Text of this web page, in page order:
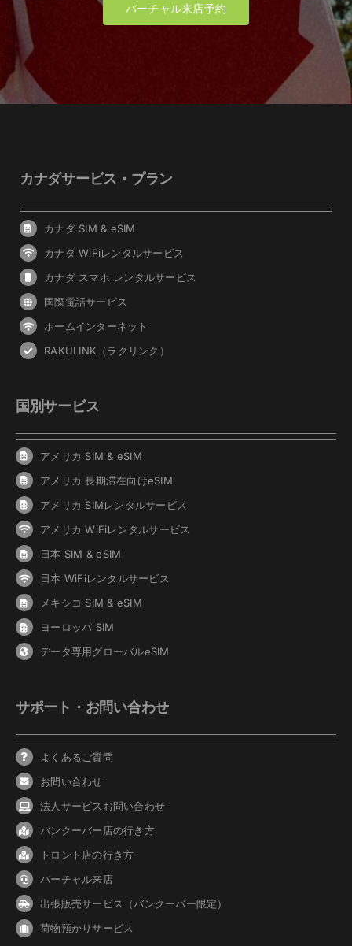
バーチャル来店予約
カナダサービス・プラン
カナダ SIM & eSIM
カナダ WiFiレンタルサービス
カナダ スマホ レンタルサービス
国際電話サービス
ホームインターネット
RAKULINK（ラクリンク）
国別サービス
アメリカ SIM & eSIM
アメリカ 長期滞在向けeSIM
アメリカ SIMレンタルサービス
アメリカ WiFiレンタルサービス
日本 SIM & eSIM
日本 WiFiレンタルサービス
メキシコ SIM & eSIM
ヨーロッパ SIM
データ専用グローバルeSIM
サポート・お問い合わせ
よくあるご質問
お問い合わせ
法人サービスお問い合わせ
バンクーバー 店の行き方
トロント店の行き方
バーチャル来店
出張販売サービス（バンクーバー限定）
荷物預かりサービス